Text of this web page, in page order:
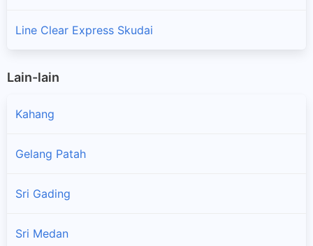
Line Clear Express Skudai
Lain-lain
Kahang
Gelang Patah
Sri Gading
Sri Medan